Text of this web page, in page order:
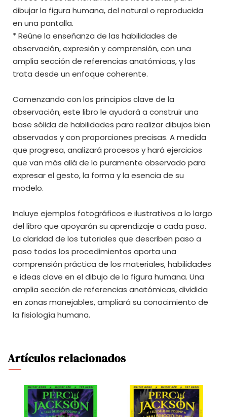
dibujar la figura humana, del natural o reproducida
en una pantalla.
* Reúne la enseñanza de las habilidades de
observación, expresión y comprensión, con una
amplia sección de referencias anatómicas, y las
trata desde un enfoque coherente.
Comenzando con los principios clave de la
observación, este libro le ayudará a construir una
base sólida de habilidades para realizar dibujos bien
observados y con proporciones precisas. A medida
que progresa, analizará procesos y hará ejercicios
que van más allá de lo puramente observado para
expresar el gesto, la forma y la esencia de su
modelo.
Incluye ejemplos fotográficos e ilustrativos a lo largo
del libro que apoyarán su aprendizaje a cada paso.
La claridad de los tutoriales que describen paso a
paso todos los procedimientos aporta una
comprensión práctica de los materiales, habilidades
e ideas clave en el dibujo de la figura humana. Una
amplia sección de referencias anatómicas, dividida
en zonas manejables, ampliará su conocimiento de
la fisiología humana.
Artículos relacionados